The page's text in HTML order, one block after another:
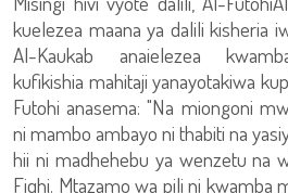
kuelezea maana ya dalili kisheria
Al-Kaukab anaielezea
kufikishia mahitaji yanayotakiwa
Futohi anasema: "Na miongoni
ni mambo ambayo ni thabiti na
hii ni madhehebu ya wenzetu na
Fiqhi. Mtazamo wa pili ni kwamba